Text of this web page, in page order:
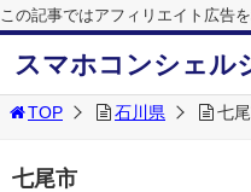
この記事ではアフィリエイト広告を
スマホコンシェル
TOP 石川県 七
七尾市